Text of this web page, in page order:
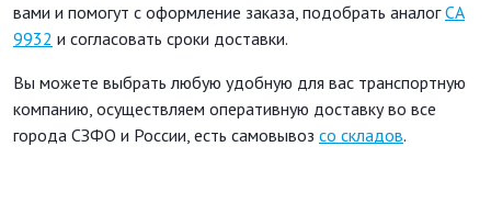
вами и помогут с оформление заказа, подобрать аналогCA
9932 и согласовать сроки доставки.
Вы можете выбрать любую удобную для вас транспортную
компанию, осуществляем оперативную доставку во все
города СЗФО и России, есть самовывоз со складов.